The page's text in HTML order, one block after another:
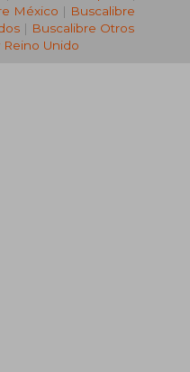
México | Buscalibre
| Buscalibre Otros
Unido